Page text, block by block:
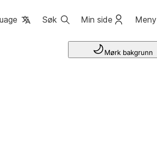
Søk Min side Meny
Mørk bakgrunn